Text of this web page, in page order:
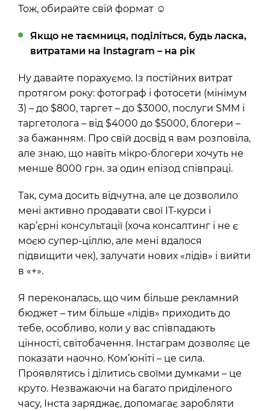
Тож, обирайте свій формат ☺
Якщо не таємниця, поділіться, будь ласка,
витратами на Instagram – на рік
Ну давайте порахуємо. Із постійних витрат
протягом року: фотограф і фотосети (мінімум
3) – до $800, таргет – до $3000, послуги SMM і
таргетолога – від $4000 до $5000, блогери –
за бажанням. Про свій досвід я вам розповіла,
але знаю, що навіть мікро-блогери хочуть не
менше 8000 грн. за один епізод співпраці.
Так, сума досить відчутна, але це дозволило
мені активно продавати свої ІТ-курси і
кар’єрні консультації (хоча консалтинг і не є
моєю супер-ціллю, але мені вдалося
підвищити чек), залучати нових «лідів» і вийти
в «+».
Я переконалась, що чим більше рекламний
бюджет – тим більше «лідів» приходить до
тебе, особливо, коли у вас співпадають
цінності, світобачення. Інстаграм дозволяє це
показати наочно. Ком’юніті – це сила.
Проявлятись і ділитись своїми думками – це
круто. Незважаючи на багато приділеного
часу, Інста заряджає, допомагає заробляти